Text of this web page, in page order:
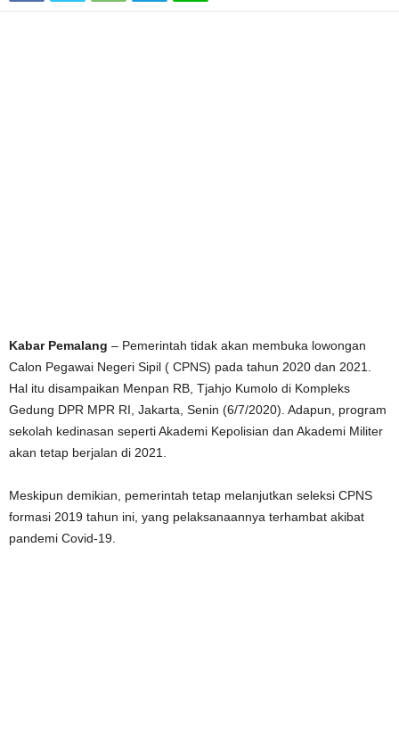
Kabar Pemalang – Pemerintah tidak akan membuka lowongan
Calon Pegawai Negeri Sipil ( CPNS) pada tahun 2020 dan 2021.
Hal itu disampaikan Menpan RB, Tjahjo Kumolo di Kompleks
Gedung DPR MPR RI, Jakarta, Senin (6/7/2020). Adapun, program
sekolah kedinasan seperti Akademi Kepolisian dan Akademi Militer
akan tetap berjalan di 2021.
Meskipun demikian, pemerintah tetap melanjutkan seleksi CPNS
formasi 2019 tahun ini, yang pelaksanaannya terhambat akibat
pandemi Covid-19.